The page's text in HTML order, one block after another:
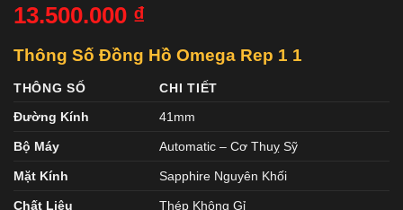
13.500.000 ₫
Thông Số Đồng Hồ Omega Rep 1 1
THÔNG SỐ
CHI TIẾT
Đường Kính
41mm
Bộ Máy Automatic – Cơ Thuỵ Sỹ
Mặt Kính Sapphire Nguyên Khối
Chất Liệu Thép Không Gỉ